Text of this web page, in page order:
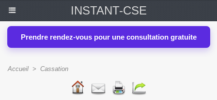
INSTANT-CSE
Prendre rendez-vous pour une consultation gratuite
Accueil > Cassation